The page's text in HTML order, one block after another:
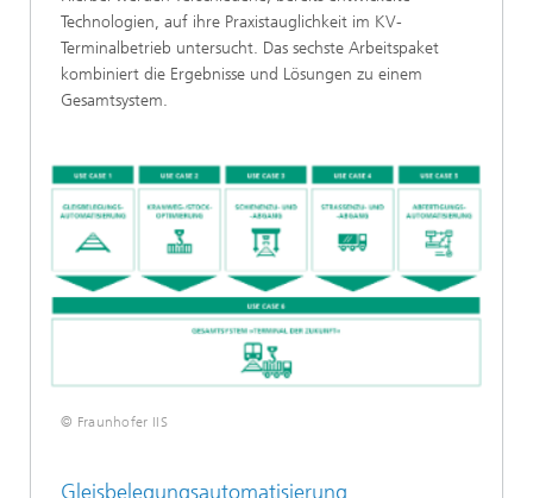
Technologien, auf ihre Praxistauglichkeit im KV-
Terminalbetrieb untersucht. Das sechste Arbeitspaket
kombiniert die Ergebnisse und Lösungen zu einem
Gesamtsystem.
© Fraunhofer IIS
Gleisbelegungsautomatisierung